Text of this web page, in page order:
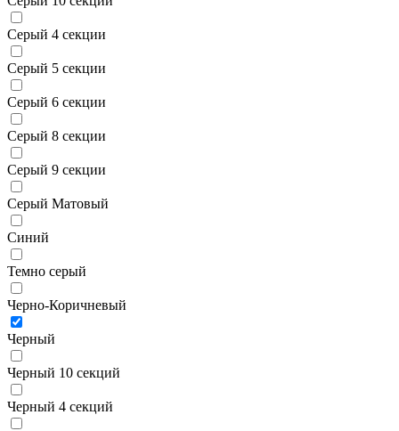
Серый 4 секции
Серый 5 секции
Серый 6 секции
Серый 8 секции
Серый 9 секции
Серый Матовый
Синий
Темно серый
Черно-Коричневый
Черный
Черный 10 секций
Черный 4 секций